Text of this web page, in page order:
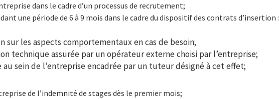
dans le cadre d’un processus de recrutement;
une période de 6 à 9 mois dans le cadre du dispositif des contrats d’insertion :
sur les aspects comportementaux en cas de besoin;
technique assurée par un opérateur externe choisi par l’entreprise;
sein de l’entreprise encadrée par un tuteur désigné à cet effet;
de l’indemnité de stages dès le premier mois;